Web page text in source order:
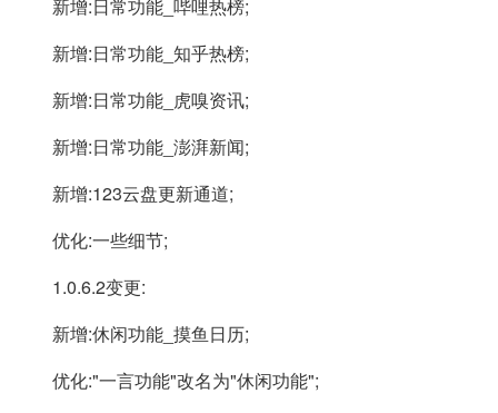
新增:日常功能_哔哩热榜;
新增:日常功能_知乎热榜;
新增:日常功能_虎嗅资讯;
新增:日常功能_澎湃新闻;
新增:123云盘更新通道;
优化:一些细节;
1.0.6.2变更:
新增:休闲功能_摸鱼日历;
优化:"一言功能"改名为"休闲功能";